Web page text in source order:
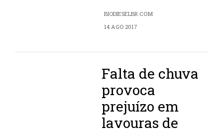
BIODIESELBR.COM
14 AGO 2017
Falta de chuva
provoca
prejuízo em
lavouras de